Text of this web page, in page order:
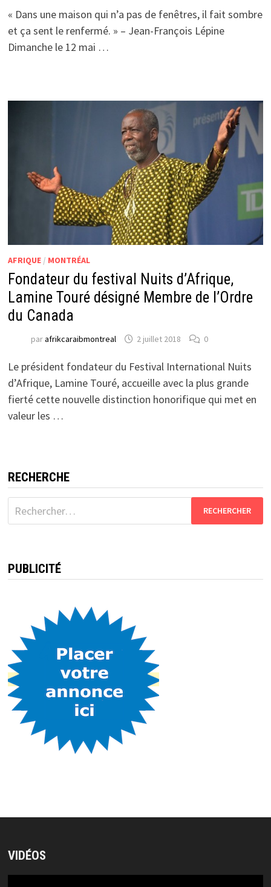
« Dans une maison qui n’a pas de fenêtres, il fait sombre
et ça sent le renfermé. » – Jean-François Lépine
Dimanche le 12 mai …
AFRIQUE/ MONTRÉAL
Fondateur du festival Nuits d’Afrique,
Lamine Touré désigné Membre de l’Ordre
du Canada
parafrikcaraibmontreal 2 juillet 2018 0
Le président fondateur du Festival International Nuits
d’Afrique, Lamine Touré, accueille avec la plus grande
fierté cette nouvelle distinction honorifique qui met en
valeur les …
RECHERCHE
Rechercher :
PUBLICITÉ
VIDÉOS